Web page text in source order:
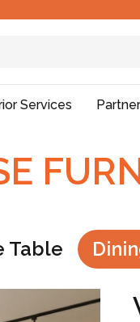
Services
Table